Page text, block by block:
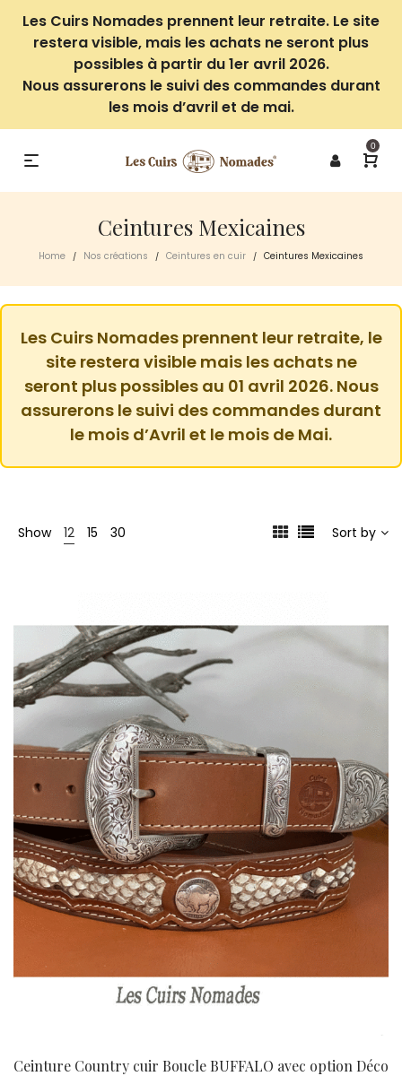
Les Cuirs Nomades prennent leur retraite. Le site
restera visible, mais les achats ne seront plus
possibles à partir du 1er avril 2026.
Nous assurerons le suivi des commandes durant
les mois d’avril et de mai.
0
Ceintures Mexicaines
Home / Nos créations / Ceintures en cuir / Ceintures Mexicaines
Les Cuirs Nomades prennent leur retraite, le
site restera visible mais les achats ne
seront plus possibles au 01 avril 2026. Nous
assurerons le suivi des commandes durant
le mois d’Avril et le mois de Mai.
Show 12 15 30 Sort by
Ceinture Country cuir Boucle BUFFALO avec option Déco